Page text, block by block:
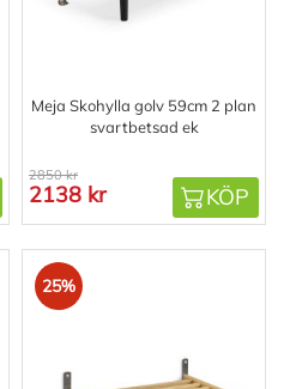
Meja Skohylla golv 59cm 2 plan
svartbetsad ek
2850 kr
2138 kr KÖP
25%